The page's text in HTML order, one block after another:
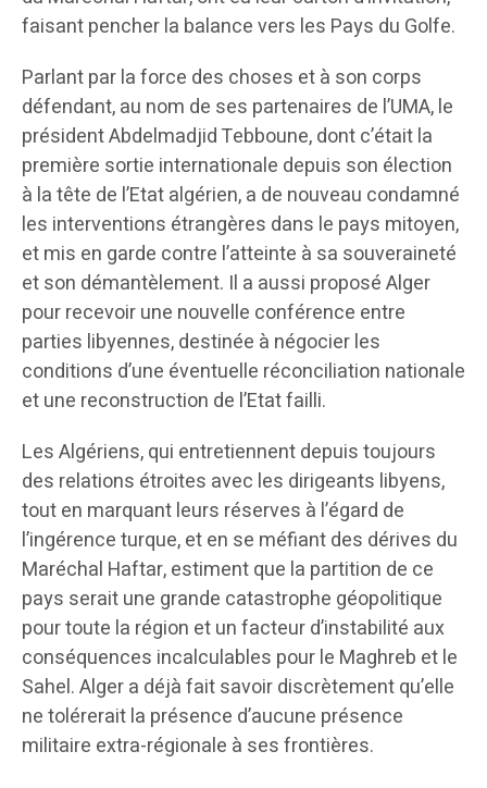
faisant pencher la balance vers les Pays du Golfe.
Parlant par la force des choses et à son corps
défendant, au nom de ses partenaires de l’UMA, le
président Abdelmadjid Tebboune, dont c’était la
première sortie internationale depuis son élection
à la tête de l’Etat algérien, a de nouveau condamné
les interventions étrangères dans le pays mitoyen,
et mis en garde contre l’atteinte à sa souveraineté
et son démantèlement. Il a aussi proposé Alger
pour recevoir une nouvelle conférence entre
parties libyennes, destinée à négocier les
conditions d’une éventuelle réconciliation nationale
et une reconstruction de l’Etat failli.
Les Algériens, qui entretiennent depuis toujours
des relations étroites avec les dirigeants libyens,
tout en marquant leurs réserves à l’égard de
l’ingérence turque, et en se méfiant des dérives du
Maréchal Haftar, estiment que la partition de ce
pays serait une grande catastrophe géopolitique
pour toute la région et un facteur d’instabilité aux
conséquences incalculables pour le Maghreb et le
Sahel. Alger a déjà fait savoir discrètement qu’elle
ne tolérerait la présence d’aucune présence
militaire extra-régionale à ses frontières.